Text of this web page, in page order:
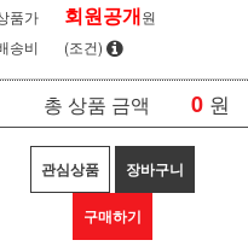
품가 회원공개원
송비
(조건)
총 상품 금액 0 원
관심상품 장바구니
구매하기